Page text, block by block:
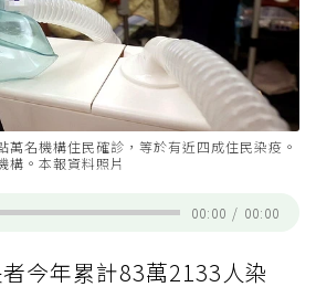
萬名機構住民確診，等於有近四成住民染疫。
構。本報資料照片
00:00 / 00:00
今年累計83萬2133人染